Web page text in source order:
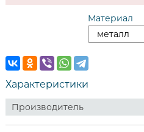
Материал
Характеристики
Производитель